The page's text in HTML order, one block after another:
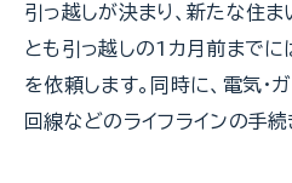
引っ越しが決まり、新たな住
とも引っ越しの1カ月前までに
を依頼します。同時に、電気・
回線などのライフラインの手続